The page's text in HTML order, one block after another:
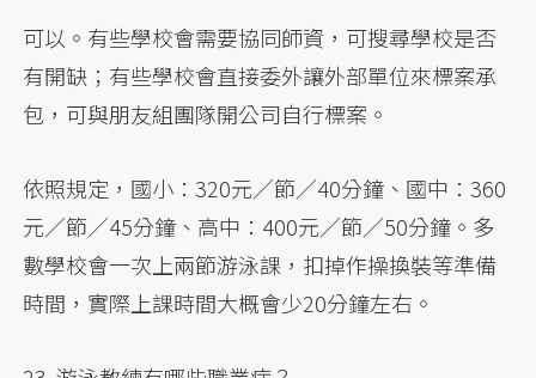
可以。有些學校會需要協同師資，可搜尋學校是否
有開缺；有些學校會直接委外讓外部單位來標案承
包，可與朋友組團隊開公司自行標案。
依照規定，國小：320元／節／40分鐘、國中：360
元／節／45分鐘、高中：400元／節／50分鐘。多
數學校會一次上兩節游泳課，扣掉作操換裝等準備
時間，實際上課時間大概會少20分鐘左右。